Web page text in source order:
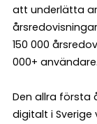
att underlätta
150 000
000+ användare.
Den allra första
digitalt i Sverige